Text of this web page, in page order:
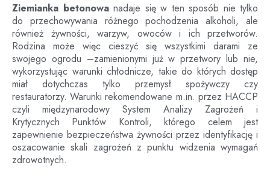
Ziemianka betonowanadaje się w ten sposób nie tylko
do przechowywania różnego pochodzenia alkoholi, ale
również żywności, warzyw, owoców i ich przetworów.
Rodzina może więc cieszyć się wszystkimi darami ze
swojego ogrodu –zamienionymi już w przetwory lub nie,
wykorzystując warunki chłodnicze, takie do których dostęp
miał dotychczas tylko przemysł spożywczy czy
restauratorzy. Warunki rekomendowane m.in. przez HACCP
czyli międzynarodowy System Analizy Zagrożeń i
Krytycznych Punktów Kontroli, którego celem jest
zapewnienie bezpieczeństwa żywności przez identyfikację i
oszacowanie skali zagrożeń z punktu widzenia wymagań
zdrowotnych.